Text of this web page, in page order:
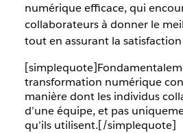
numérique efficace, qui
collaborateurs à donner le
tout en assurant la
transformation numérique
manière dont les individus
d’une équipe, et pas
qu’ils utilisent.[/simplequote]